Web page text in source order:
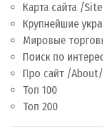
Карта сайта /
Крупнейшие
Мировые
Поиск по
Про сайт /
Топ 100
Топ 200